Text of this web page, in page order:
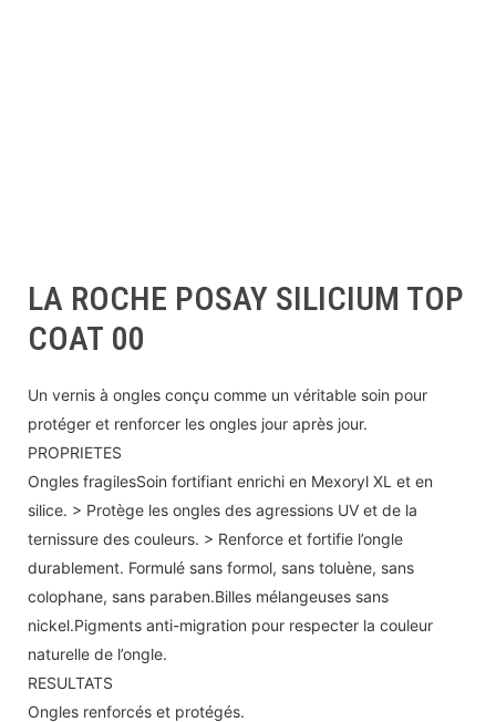
LA ROCHE POSAY SILICIUM TOP
COAT 00
Un vernis à ongles conçu comme un véritable soin pour
protéger et renforcer les ongles jour après jour.
PROPRIETES
Ongles fragilesSoin fortifiant enrichi en Mexoryl XL et en
silice. > Protège les ongles des agressions UV et de la
ternissure des couleurs. > Renforce et fortifie l’ongle
durablement. Formulé sans formol, sans toluène, sans
colophane, sans paraben.Billes mélangeuses sans
nickel.Pigments anti-migration pour respecter la couleur
naturelle de l’ongle.
RESULTATS
Ongles renforcés et protégés.